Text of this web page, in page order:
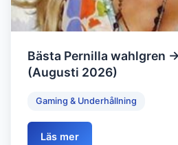
Bästa Pernilla wahlgren
(Augusti 2026)
Gaming & Underhållning
Läs mer